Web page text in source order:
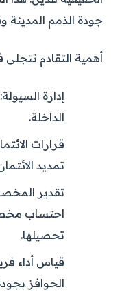
جودة الذمم
أهمية التقادم
إدارة السيولة:
الداخلة.
قرارات
تمديد
تقدير
احتساب
تحصيلها.
قياس أداء
الحوافز